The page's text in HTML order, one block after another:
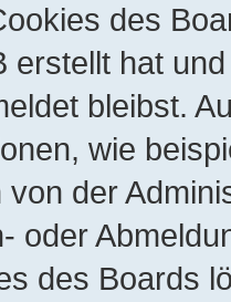
des
erstellt hat
bleibst.
wie
von der
oder
des Boards